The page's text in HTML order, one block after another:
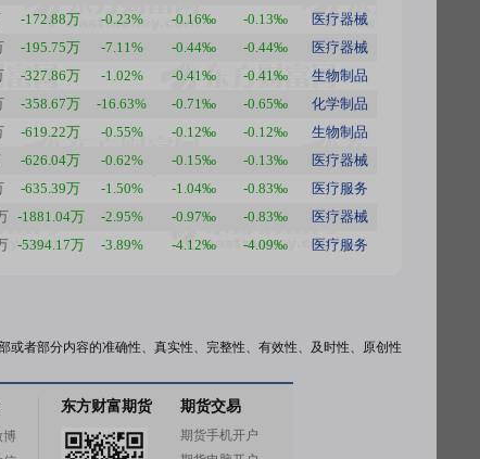
-172.88万 -0.23% -0.16‰ -0.13‰
医疗器械
-195.75万 -7.11% -0.44‰ -0.44‰
医疗器械
-327.86万 -1.02% -0.41‰ -0.41‰
生物制品
-358.67万 -16.63% -0.71‰ -0.65‰
化学制品
-619.22万 -0.55% -0.12‰ -0.12‰
生物制品
-626.04万 -0.62% -0.15‰ -0.13‰
医疗器械
-635.39万 -1.50% -1.04‰ -0.83‰
医疗服务
-1881.04万 -2.95% -0.97‰ -0.83‰
医疗器械
-5394.17万 -3.89% -4.12‰ -4.09‰ 医疗服务
者部分内容的准确性、真实性、完整性、有效性、及时性、原创性
博
东方财富期货 期货交易
期货手机开户